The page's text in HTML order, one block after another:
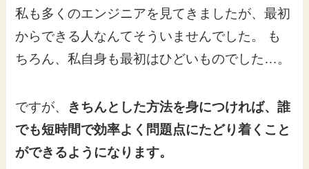
私も多くのエンジニアを見てきましたが、最初
からできる人なんてそういませんでした。 も
ちろん、私自身も最初はひどいものでした…。
ですが、
きちんとした方法を身につければ、誰
でも短時間で効率よく問題点にたどり着くこと
ができるようになります。